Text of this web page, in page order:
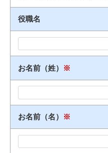
役職名
お名前（姓） ※
お名前（名） ※